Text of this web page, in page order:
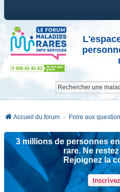
Accueil du forum Foire aux
3 millions de personnes
rare. Ne
Rejoignez la